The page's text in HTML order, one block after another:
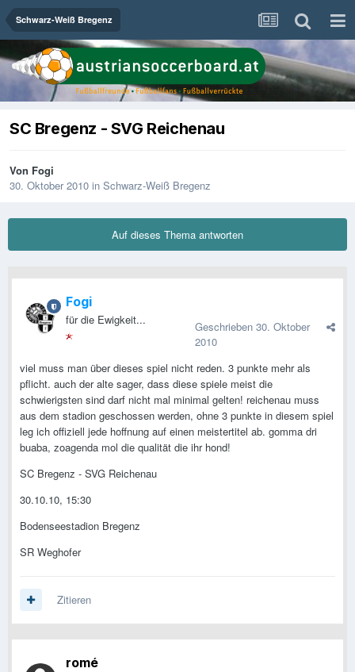
Schwarz-Weiß Bregenz
SC Bregenz - SVG Reichenau
Von Fogi
30. Oktober 2010 in Schwarz-Weiß Bregenz
Auf dieses Thema antworten
Fogi
für die Ewigkeit... Geschrieben 30. Oktober
2010
viel muss man über dieses spiel nicht reden. 3 punkte mehr als
pflicht. auch der alte sager, dass diese spiele meist die
schwierigsten sind darf nicht mal minimal gelten! reichenau muss
aus dem stadion geschossen werden, ohne 3 punkte in diesem spiel
leg ich offiziell jede hoffnung auf einen meistertitel ab. gomma dri
buaba, zoagenda mol die qualität die ihr hond!
SC Bregenz - SVG Reichenau
30.10.10, 15:30
Bodenseestadion Bregenz
SR Weghofer
Zitieren
romé